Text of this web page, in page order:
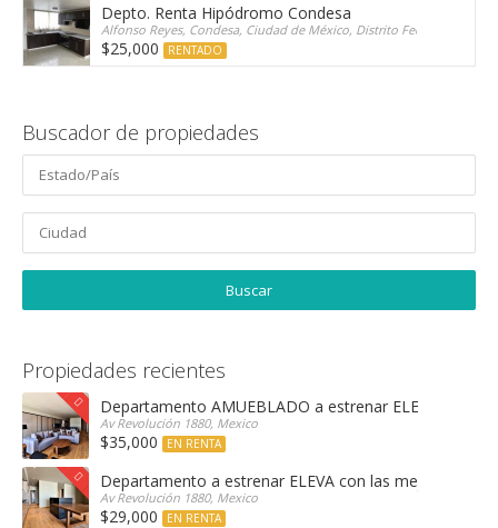
Depto. Renta Hipódromo Condesa
Alfonso Reyes, Condesa, Ciudad de México, Distrito Federal, 06100,
$25,000 RENTADO
Buscador de propiedades
Propiedades recientes
Departamento AMUEBLADO a estrenar ELEVA con
Av Revolución 1880, Mexico
$35,000 EN RENTA
Departamento a estrenar ELEVA con las mejores
Av Revolución 1880, Mexico
$29,000 EN RENTA